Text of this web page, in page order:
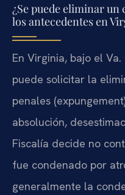
¿Se puede eliminar un
los antecedentes en
En Virginia, bajo el
puede solicitar la
penales
absolución,
Fiscalía decide no
fue condenado por
generalmente la